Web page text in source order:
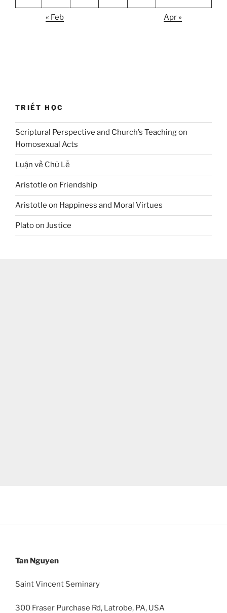
« Feb Apr »
TRIẾT HỌC
Scriptural Perspective and Church’s Teaching on
Homosexual Acts
Luận về Chữ Lễ
Aristotle on Friendship
Aristotle on Happiness and Moral Virtues
Plato on Justice
Tan Nguyen
Saint Vincent Seminary
300 Fraser Purchase Rd, Latrobe, PA, USA